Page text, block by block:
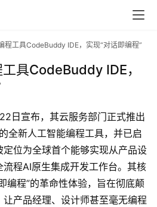
程工具CodeBuddy IDE，实现“对话即编程”
具CodeBuddy IDE，
日宣布，其云服务部门正式推出
全新人工智能编程工具，并已启
位为全球首个能够实现从产品设
程AI原生集成开发工作台。其核
编程”的革命性体验，旨在彻底颠
产品经理、设计师甚至毫无编程